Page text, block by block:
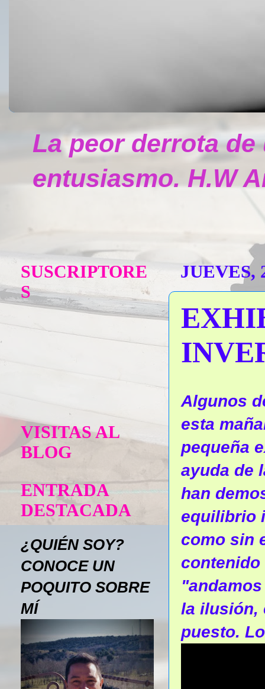
La peor derrota
entusiasmo. H.W
JUEVES,
Algunos
esta
pequeña
ayuda de
han
equilibrio
como sin
contenido
la ilusión,
puesto.
SUSCRIPTORE
S
VISITAS AL
BLOG
ENTRADA
DESTACADA
¿QUIÉN SOY?
CONOCE UN
POQUITO SOBRE
MÍ